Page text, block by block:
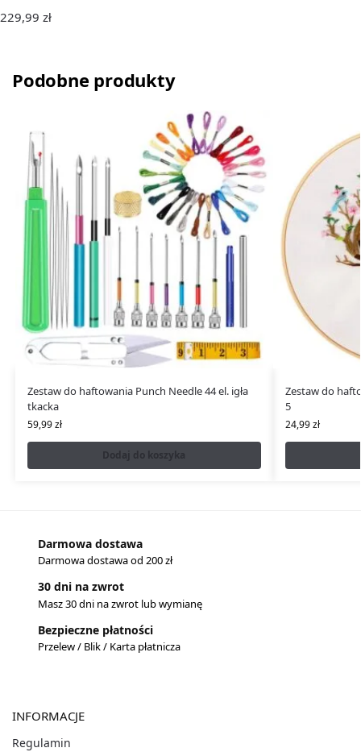
229,99 zł
Podobne produkty
Zestaw do haftowania Punch Needle 44 el. igła
tkacka
59,99zł
Dodaj do koszyka
Zestaw do
5
24,99zł
Darmowa dostawa
Darmowa dostawa od 200 zł
30 dni na zwrot
Masz 30 dni na zwrot lub wymianę
Bezpieczne płatności
Przelew / Blik / Karta płatnicza
INFORMACJE
Regulamin